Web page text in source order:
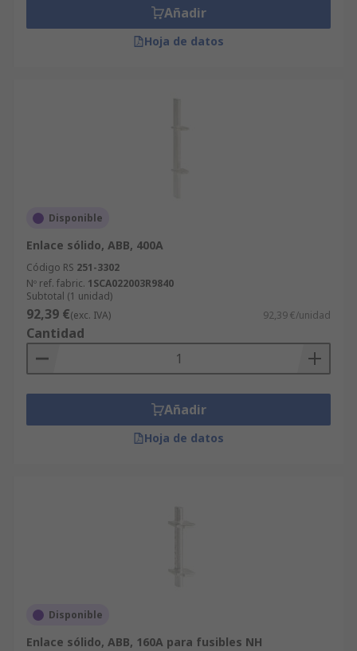
Añadir
Hoja de datos
Disponible
Enlace sólido, ABB, 400A
Código RS 251-3302
Nº ref. fabric. 1SCA022003R9840
Subtotal (1 unidad)
92,39 €(exc. IVA) 92,39 €/unidad
Cantidad
Añadir
Hoja de datos
Disponible
Enlace sólido, ABB, 160A para fusibles NH